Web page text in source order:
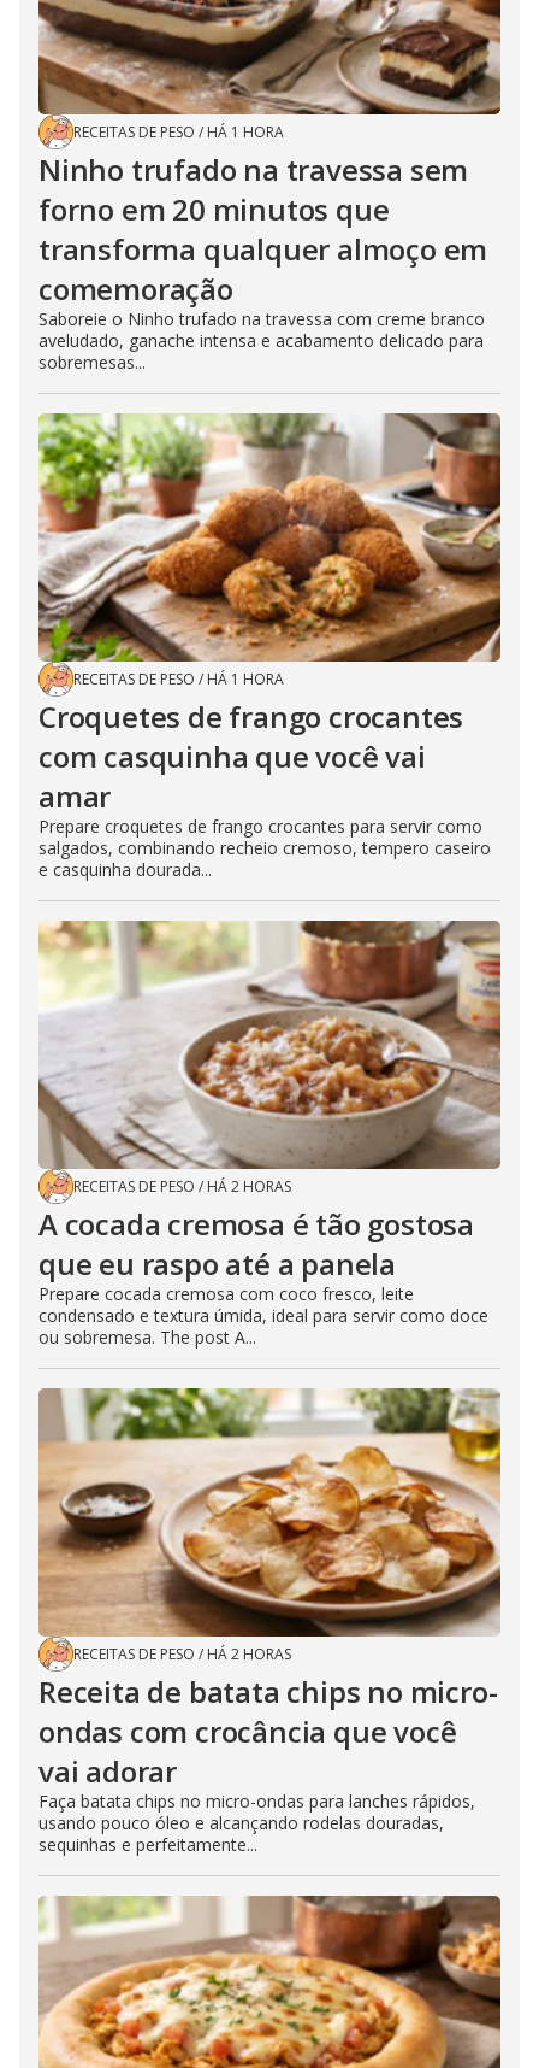
RECEITAS DE PESO / HÁ 1 HORA
Ninho trufado na travessa sem
forno em 20 minutos que
transforma qualquer almoço em
comemoração
Saboreie o Ninho trufado na travessa com creme branco
aveludado, ganache intensa e acabamento delicado para
sobremesas...
RECEITAS DE PESO / HÁ 1 HORA
Croquetes de frango crocantes
com casquinha que você vai
amar
Prepare croquetes de frango crocantes para servir como
salgados, combinando recheio cremoso, tempero caseiro
e casquinha dourada...
RECEITAS DE PESO / HÁ 2 HORAS
A cocada cremosa é tão gostosa
que eu raspo até a panela
Prepare cocada cremosa com coco fresco, leite
condensado e textura úmida, ideal para servir como doce
ou sobremesa. The post A...
RECEITAS DE PESO / HÁ 2 HORAS
Receita de batata chips no micro-
ondas com crocância que você
vai adorar
Faça batata chips no micro-ondas para lanches rápidos,
usando pouco óleo e alcançando rodelas douradas,
sequinhas e perfeitamente...